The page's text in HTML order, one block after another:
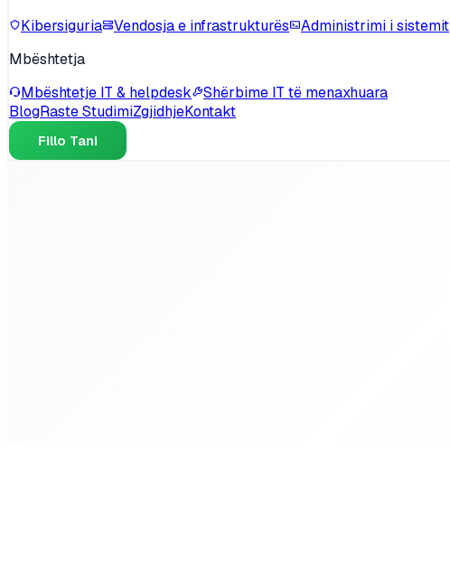
Kibersiguria
Vendosja e infrastrukturës
Administrimi i sistemit
Mbështetja
Mbështetje IT & helpdesk
Shërbime IT të menaxhuara
BlogRaste StudimiZgjidhjeKontakt
Fillo Tani